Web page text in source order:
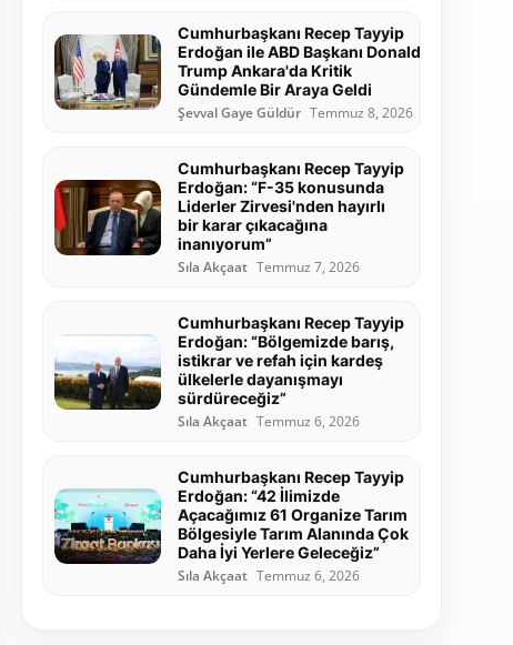
Cumhurbaşkanı Recep Tayyip
Erdoğan ile ABD Başkanı Donald
Trump Ankara'da Kritik
Gündemle Bir Araya Geldi
Şevval Gaye Güldür Temmuz 8, 2026
Cumhurbaşkanı Recep Tayyip
Erdoğan: “F-35 konusunda
Liderler Zirvesi'nden hayırlı
bir karar çıkacağına
inanıyorum”
Sıla Akçaat Temmuz 7, 2026
Cumhurbaşkanı Recep Tayyip
Erdoğan: “Bölgemizde barış,
istikrar ve refah için kardeş
ülkelerle dayanışmayı
sürdüreceğiz”
Sıla Akçaat Temmuz 6, 2026
Cumhurbaşkanı Recep Tayyip
Erdoğan: “42 İlimizde
Açacağımız 61 Organize Tarım
Bölgesiyle Tarım Alanında Çok
Daha İyi Yerlere Geleceğiz”
Sıla Akçaat Temmuz 6, 2026